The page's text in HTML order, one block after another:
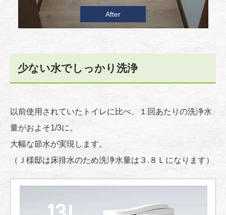
After
少ない水でしっかり洗浄
以前使用されていたトイレに比べ、１回あたりの洗浄水
量がおよそ1/3に。
大幅な節水が実現します。
（Ｊ様邸は床排水のため洗浄水量は３.８Ｌになります）